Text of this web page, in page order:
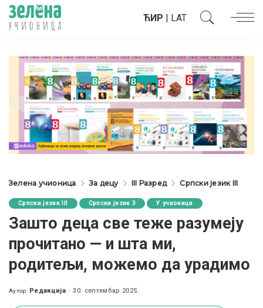
ЋИР | LAT
Зелена учионица За децу III Разред Српски језик III
Српски језик III Српски језик 3 У учионици
Зашто деца све теже разумеју
прочитано — и шта ми,
родитељи, можемо да урадимо
Posted
Аутор: Редакција 30. септембар 2025.